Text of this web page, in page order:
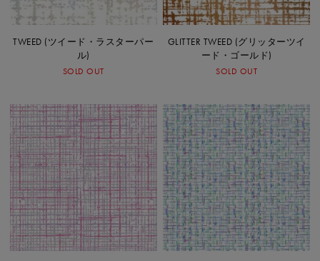
TWEED (ツイード・ラスターパー
ル)
SOLD OUT
GLITTER TWEED (グリッターツイ
ード・ゴールド)
SOLD OUT